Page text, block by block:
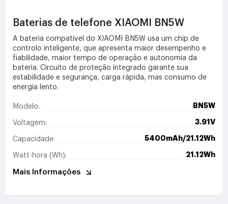
Baterias de telefone XIAOMI BN5W
A bateria compatível do XIAOMI BN5W usa um chip de
controlo inteligente, que apresenta maior desempenho e
fiabilidade, maior tempo de operação e autonomia da
bateria. Circuito de proteção integrado garante sua
estabilidade e segurança, carga rápida, mas consumo de
energia lento.
Modelo: BN5W
Voltagem: 3.91V
Capacidade: 5400mAh/21.12Wh
Watt-hora (Wh): 21.12Wh
Mais Informações